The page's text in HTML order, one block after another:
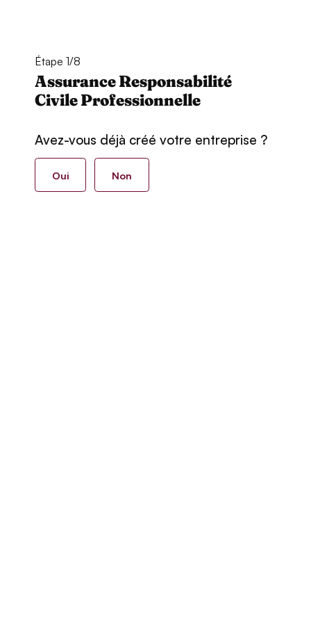
Étape 1/8
Assurance Responsabilité
Civile Professionnelle
Avez-vous déjà créé votre entreprise ?
Oui Non